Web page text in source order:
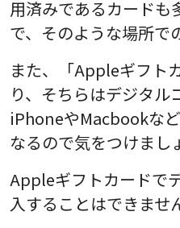
用済みであるカードも
で、そのような場所で
また、「Appleギフト
り、そちらはデジタル
iPhoneやMacbookな
なるので気をつけまし
Appleギフトカードで
入することはできませ